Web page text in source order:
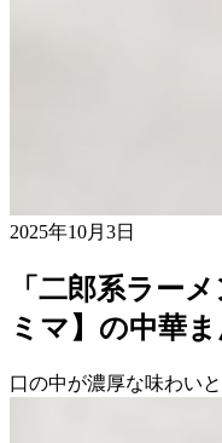
2025年10月3日
「二郎系ラー
ミマ】の中華
口の中が濃厚な味わい